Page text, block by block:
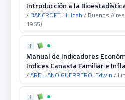
Introducción a la
/ BANCROFT, Huldah / Buenos
1965)
Manual de Indicadores
Indices Canasta Familiar e
/ARELLANO GUERRERO, Edwin /